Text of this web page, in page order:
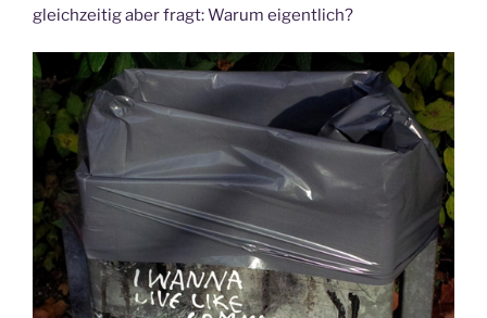
gleichzeitig aber fragt: Warum eigentlich?